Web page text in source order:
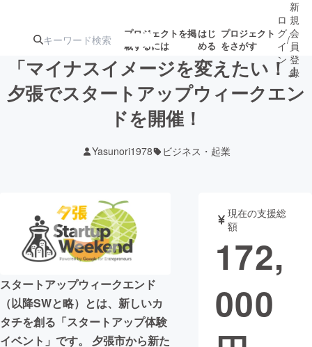
プロジェクトを掲
載するには
はじ
める
プロジェクト
をさがす
注目の新着プロ募集終了が近いプ
テクノロジー・ガジェット
映像・映画 書籍・雑誌
ビジネス・起業 チャレンジ
まちづくり・地域活性化
ロ
グ
イ
ン
/
新
規
会
員
登
録
「マイナスイメージを変えたい！」
夕張でスタートアップウィークエン
ドを開催！
Yasunori1978 ビジネス・起業
スタートアップウィークエンド
（以降SWと略）とは、新しいカ
タチを創る「スタートアップ体験
イベント」です。 夕張市から新た
現在の支援総
額
172,
000